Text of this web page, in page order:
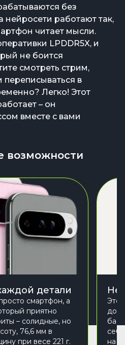
без
работают так,
читает мысли.
LPDDR5X, и
не боится
смотреть стрим,
переписываться в
Легко! Этот
– он
вместе с вами
возможности
детали
смартфон, а
приятно
– солидные, но
76,6 мм в
при весе 221 г.
на